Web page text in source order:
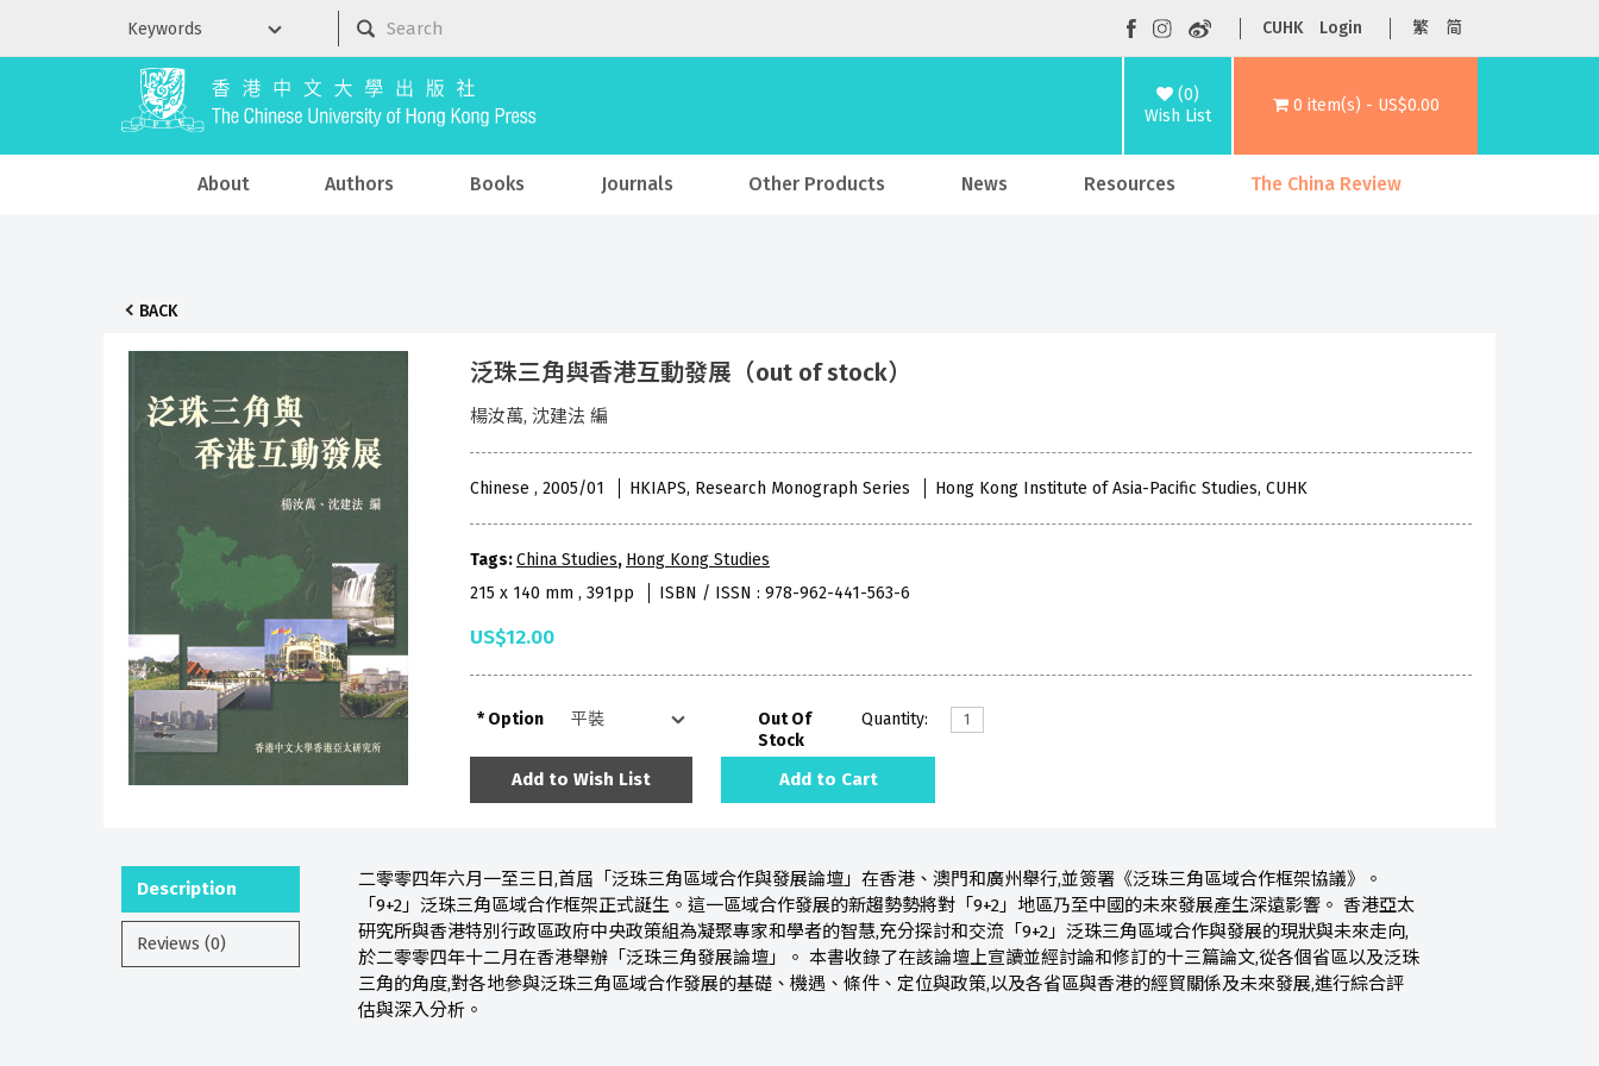
CUHK Login 繁 简
(0)
Wish List
0 item(s) - US$0.00
About Authors Books Journals Other Products News Resources The China Review
BACK
泛珠三角與香港互動發展（out of stock）
楊汝萬, 沈建法 編
Chinese , 2005/01 HKIAPS, Research Monograph Series Hong Kong Institute of Asia-Pacific Studies, CUHK
Tags:China Studies, Hong Kong Studies
215 x 140 mm , 391pp
ISBN / ISSN : 978-962-441-563-6
US$12.00
Option
Out Of
Stock
Quantity:
Add to Wish List Add to Cart
Description
Reviews (0)
二零零四年六月一至三日,首屆「泛珠三角區域合作與發展論壇」在香港、澳門和廣州舉行,並簽署《泛珠三角區域合作框架協議》。
「9+2」泛珠三角區域合作框架正式誕生。這一區域合作發展的新趨勢勢將對「9+2」地區乃至中國的未來發展產生深遠影響。 香港亞太
研究所與香港特別行政區政府中央政策組為凝聚專家和學者的智慧,充分探討和交流「9+2」泛珠三角區域合作與發展的現狀與未來走向,
於二零零四年十二月在香港舉辦「泛珠三角發展論壇」。 本書收錄了在該論壇上宣讀並經討論和修訂的十三篇論文,從各個省區以及泛珠
三角的角度,對各地參與泛珠三角區域合作發展的基礎、機遇、條件、定位與政策,以及各省區與香港的經貿關係及未來發展,進行綜合評
估與深入分析。